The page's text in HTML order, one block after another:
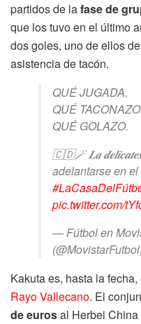
partidos de lafase de
que los tuvo en el último
dos goles, uno de ellos
asistencia de tacón.
QUÉ JUGADA.
QUÉ
QUÉ GOLAZO.
🇨🇩🪄 𝑳𝒂
adelantarse en
pic.twitter.com/
— Fútbol en
Kakuta es, hasta la fecha,
Rayo Vallecano. El
de eurosal Herbei